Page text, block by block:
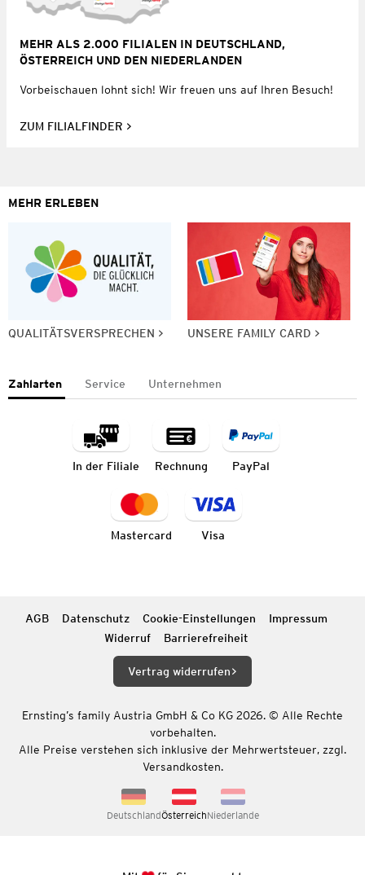
MEHR ALS 2.000 FILIALEN IN DEUTSCHLAND,
ÖSTERREICH UND DEN NIEDERLANDEN
Vorbeischauen lohnt sich! Wir freuen uns auf Ihren Besuch!
ZUM FILIALFINDER
MEHR ERLEBEN
QUALITÄTSVERSPRECHEN UNSERE FAMILY CARD
Zahlarten Service Unternehmen
In der Filiale Rechnung PayPal
Mastercard Visa
AGB Datenschutz Cookie-Einstellungen
Impressum
Widerruf
Barrierefreiheit
Vertrag widerrufen
Ernsting’s family Austria GmbH & Co KG 2026. © Alle Rechte
vorbehalten.
Alle Preise verstehen sich inklusive der Mehrwertsteuer, zzgl.
Versandkosten.
DeutschlandÖsterreichNiederlande